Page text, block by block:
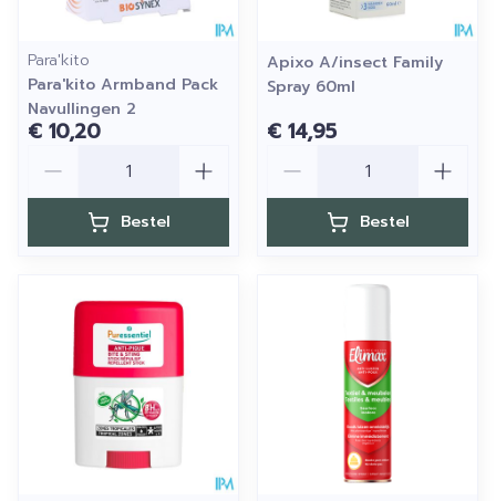
Para'kito
Para'kito Armband Pack
Navullingen 2
€ 10,20
Bestel
Apixo A/insect Family
Spray 60ml
€ 14,95
Bestel